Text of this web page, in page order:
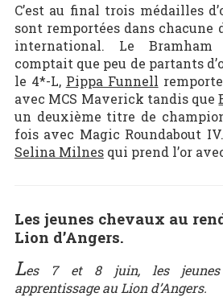
C’est au final trois médailles
sont remportées dans chacune
international. Le
comptait que peu de partants
le 4*-L, Pippa Funnell
avec MCS Maverick tandis que
un deuxième titre de
fois avec Magic Roundabout
Selina Milnesqui prend l’or
Les jeunes chevaux au
Lion d’Angers.
Les 7 et 8 juin, les jeunes
apprentissage au Lion d’Angers.